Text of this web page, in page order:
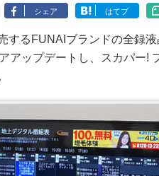
シェア はてブ
するFUNAIブランドの全録
アップデートし、スカパー!